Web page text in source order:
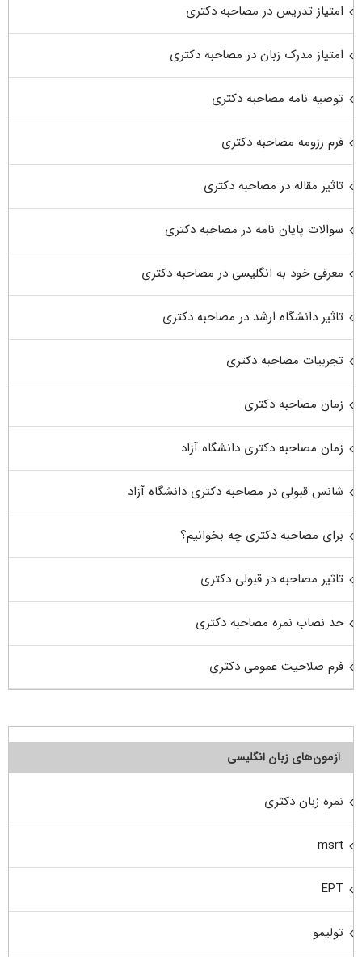
امتیاز تدریس در مصاحبه دکتری
امتیاز مدرک زبان در مصاحبه دکتری
توصیه نامه مصاحبه دکتری
فرم رزومه مصاحبه دکتری
تاثیر مقاله در مصاحبه دکتری
سوالات پایان نامه در مصاحبه دکتری
معرفی خود به انگلیسی در مصاحبه دکتری
تاثیر دانشگاه ارشد در مصاحبه دکتری
تجربیات مصاحبه دکتری
زمان مصاحبه دکتری
زمان مصاحبه دکتری دانشگاه آزاد
شانس قبولی در مصاحبه دکتری دانشگاه آزاد
برای مصاحبه دکتری چه بخوانیم؟
تاثیر مصاحبه در قبولی دکتری
حد نصاب نمره مصاحبه دکتری
فرم صلاحیت عمومی دکتری
آزمون‌های زبان انگلیسی
نمره زبان دکتری
msrt
EPT
تولیمو